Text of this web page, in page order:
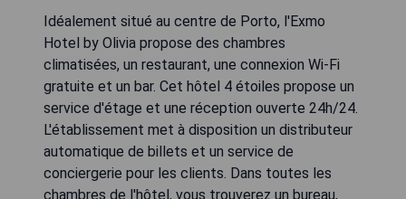
Idéalement situé au centre de Porto, l'Exmo
Hotel by Olivia propose des chambres
climatisées, un restaurant, une connexion Wi-Fi
gratuite et un bar. Cet hôtel 4 étoiles propose un
service d'étage et une réception ouverte 24h/24.
L'établissement met à disposition un distributeur
automatique de billets et un service de
conciergerie pour les clients. Dans toutes les
chambres de l'hôtel, vous trouverez un bureau,